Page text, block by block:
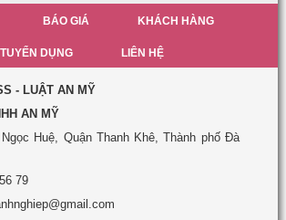
BÁO GIÁ KHÁCH HÀNG
TUYỂN DỤNG LIÊN HỆ
- LUẬT AN MỸ
AN MỸ
Huệ, Quận Thanh Khê, Thành phố Đà
79